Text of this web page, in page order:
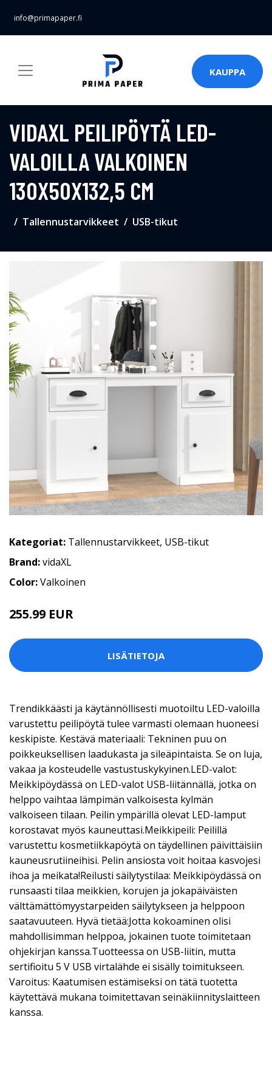
info@primapaper.fi
KAUPPA
VIDAXL PEILIPÖYTÄ LED-
VALOILLA VALKOINEN
130X50X132,5 CM
Tallennustarvikkeet USB-tikut
Kategoriat: Tallennustarvikkeet, USB-tikut
Brand:vidaXL
Color:Valkoinen
255.99 EUR
LISÄTIETOJA
Trendikkäästi ja käytännöllisesti muotoiltu LED-valoilla
varustettu peilipöytä tulee varmasti olemaan huoneesi
keskipiste. Kestävä materiaali: Tekninen puu on
poikkeuksellisen laadukasta ja sileäpintaista. Se on luja,
vakaa ja kosteudelle vastustuskykyinen.LED-valot:
Meikkipöydässä on LED-valot USB-liitännällä, jotka on
helppo vaihtaa lämpimän valkoisesta kylmän
valkoiseen tilaan. Peilin ympärillä olevat LED-lamput
korostavat myös kauneuttasi.Meikkipeili: Peilillä
varustettu kosmetiikkapöytä on täydellinen päivittäisiin
kauneusrutiineihisi. Pelin ansiosta voit hoitaa kasvojesi
ihoa ja meikata!Reilusti säilytystilaa: Meikkipöydässä on
runsaasti tilaa meikkien, korujen ja jokapäiväisten
välttämättömyystarpeiden säilytykseen ja helppoon
saatavuuteen. Hyvä tietää:Jotta kokoaminen olisi
mahdollisimman helppoa, jokainen tuote toimitetaan
ohjekirjan kanssa.Tuotteessa on USB-liitin, mutta
sertifioitu 5 V USB virtalähde ei sisälly toimitukseen.
Varoitus: Kaatumisen estämiseksi on tätä tuotetta
käytettävä mukana toimitettavan seinäkiinnityslaitteen
kanssa.